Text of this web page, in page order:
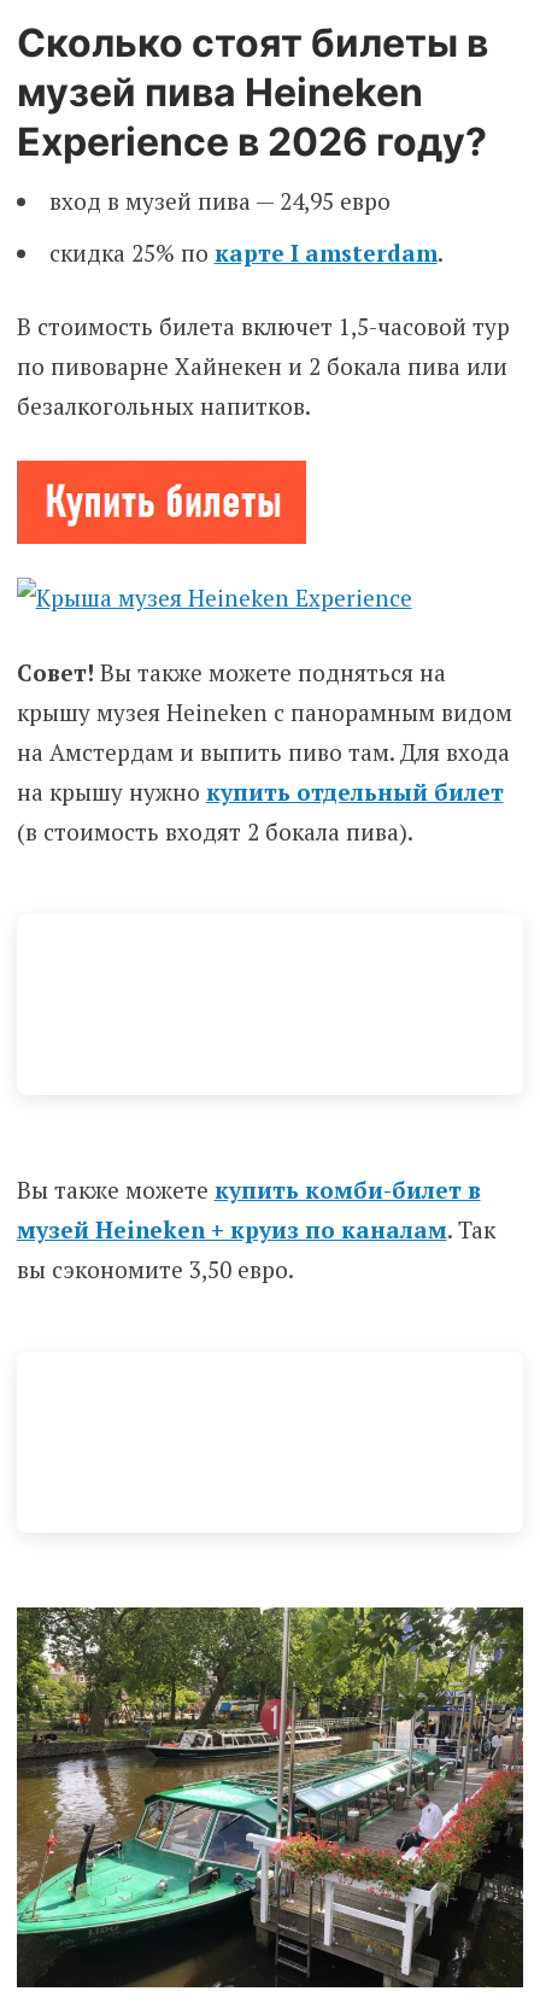
Сколько стоят билеты в
музей пива Heineken
Experience в 2026 году?
вход в музей пива — 24,95 евро
скидка 25% по карте I amsterdam.
В стоимость билета включет 1,5-часовой тур
по пивоварне Хайнекен и 2 бокала пива или
безалкогольных напитков.
Совет! Вы также можете подняться на
крышу музея Heineken с панорамным видом
на Амстердам и выпить пиво там. Для входа
на крышу нужно купить отдельный билет
(в стоимость входят 2 бокала пива).
Вы также можете купить комби-билет в
музей Heineken + круиз по каналам. Так
вы сэкономите 3,50 евро.